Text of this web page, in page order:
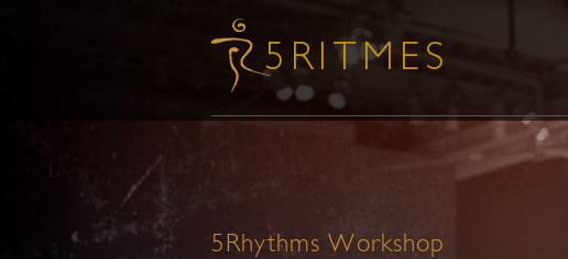
5Rhythms Workshop